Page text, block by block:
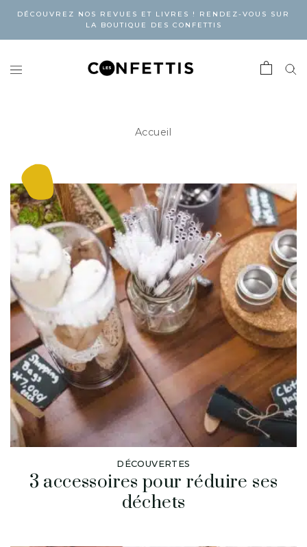
DÉCOUVREZ NOS REVUES ET LIVRES ! RENDEZ-VOUS SUR
LA BOUTIQUE DES CONFETTIS
Accueil
DÉCOUVERTES
3 accessoires pour réduire ses
déchets